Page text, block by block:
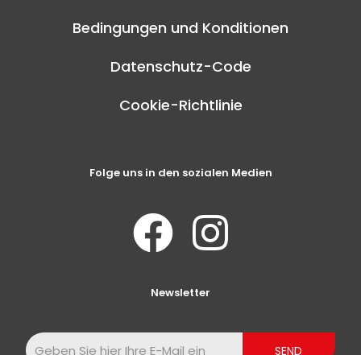
Bedingungen und Konditionen
Datenschutz-Code
Cookie-Richtlinie
Folge uns in den sozialen Medien
Newsletter